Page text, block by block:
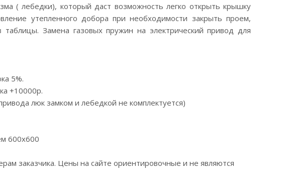
( лебедки), который даст возможность легко открыть крышку
утепленного добора при необходимости закрыть проем,
Замена газовых пружин на электрический привод для
5%.
+10000р.
люк замком и лебедкой не комплектуется)
600х600
заказчика. Цены на сайте ориентировочные и не являются